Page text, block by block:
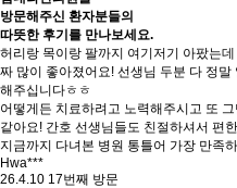
방문해주신 환자분들의
따뜻한 후기를 만나보세요.
허리랑 목이랑 팔까지 여기저기 아팠는
짜 많이 좋아졌어요! 선생님 두분 다 정말
해주십니다ㅎㅎ
어떻게든 치료하려고 노력해주시고 또
같아요! 간호 선생님들도 친절하셔서 편
지금까지 다녀본 병원 통틀어 가장 만족
Hwa***
26.4.10 17번째 방문